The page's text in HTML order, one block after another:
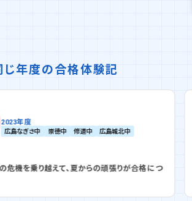
じ年度の合格体験記
年度
島なぎさ中 崇徳中 修道中 広島城北中
機を乗り越えて、夏からの頑張りが合格につ